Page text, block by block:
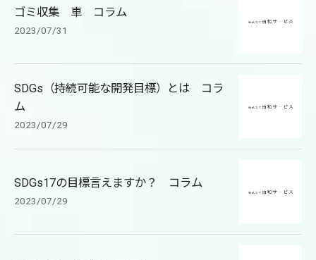
ゴミ収集 車 コラム
2023/07/31
SDGs（持続可能な開発目標）とは コラ
ム
2023/07/29
SDGs17の目標言えますか？ コラム
2023/07/29